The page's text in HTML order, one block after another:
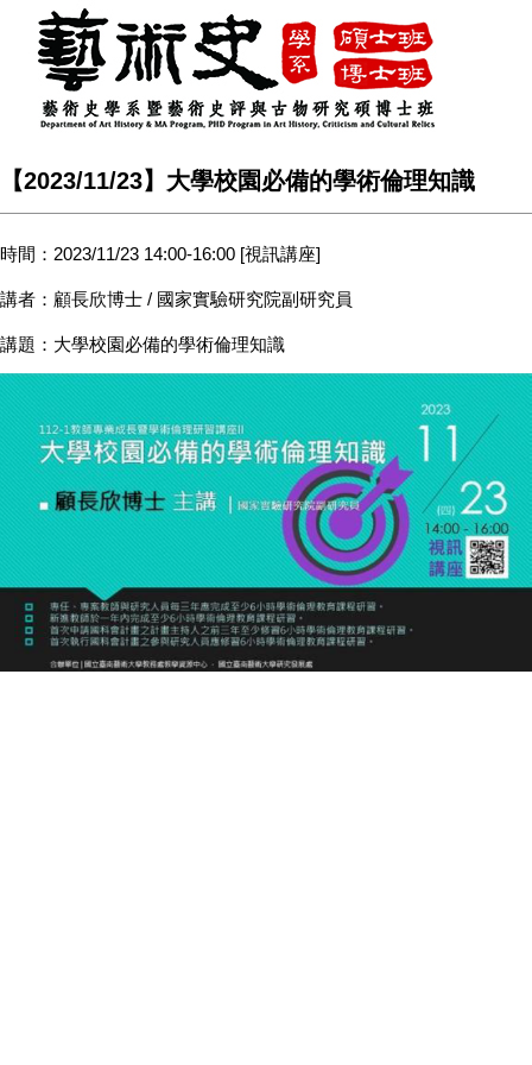
【2023/11/23】大學校園必備的學術倫理知識
時間：2023/11/23 14:00-16:00 [視訊講座]
講者：顧長欣博士 / 國家實驗研究院副研究員
講題：大學校園必備的學術倫理知識